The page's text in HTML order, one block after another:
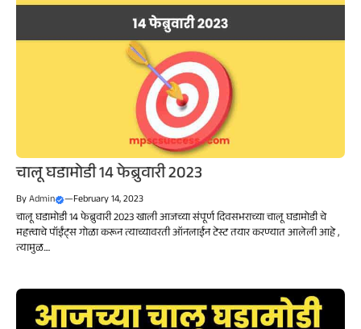
चालू घडामोडी 14 फेब्रुवारी 2023
ByAdmin —February 14, 2023
चालू घडामोडी 14 फेब्रुवारी 2023 खाली आजच्या संपूर्ण दिवसभराच्या चालू घडामोडी चे
महत्त्वाचे पॉईंट्स गोळा करून त्याच्यावरती ऑनलाईन टेस्ट तयार करण्यात आलेली आहे ,
त्यामुळ....